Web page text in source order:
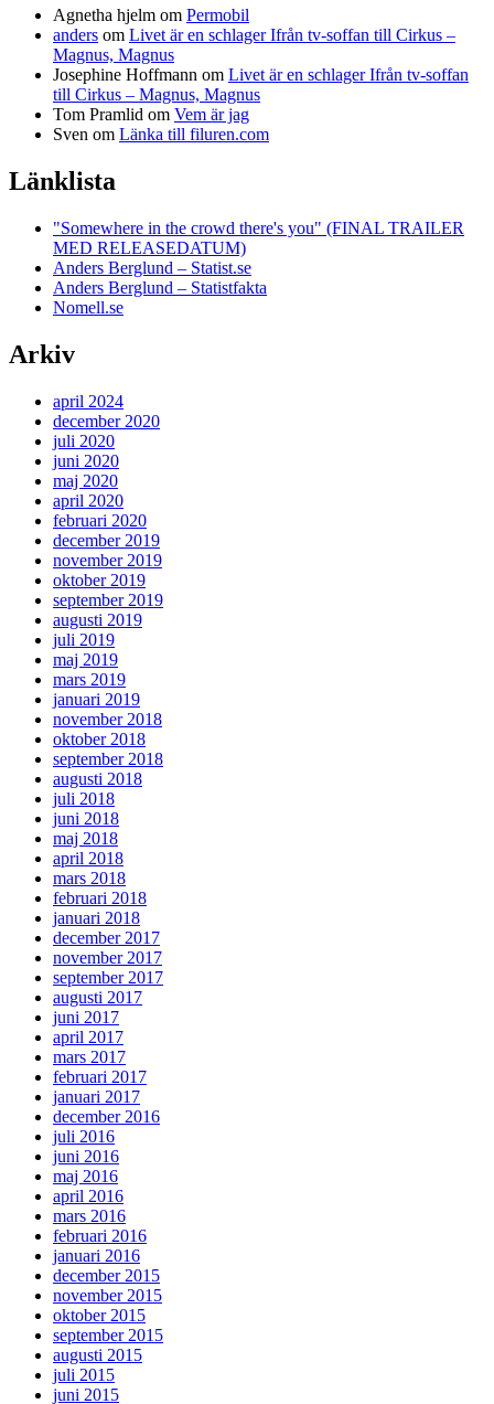
Agnetha hjelm om Permobil
anders om Livet är en schlager Ifrån tv-soffan till Cirkus –
Magnus, Magnus
Josephine Hoffmann om Livet är en schlager Ifrån tv-soffan
till Cirkus – Magnus, Magnus
Tom Pramlid om Vem är jag
Sven om Länka till filuren.com
Länklista
"Somewhere in the crowd there's you" (FINAL TRAILER
MED RELEASEDATUM)
Anders Berglund – Statist.se
Anders Berglund – Statistfakta
Nomell.se
Arkiv
april 2024
december 2020
juli 2020
juni 2020
maj 2020
april 2020
februari 2020
december 2019
november 2019
oktober 2019
september 2019
augusti 2019
juli 2019
maj 2019
mars 2019
januari 2019
november 2018
oktober 2018
september 2018
augusti 2018
juli 2018
juni 2018
maj 2018
april 2018
mars 2018
februari 2018
januari 2018
december 2017
november 2017
september 2017
augusti 2017
juni 2017
april 2017
mars 2017
februari 2017
januari 2017
december 2016
juli 2016
juni 2016
maj 2016
april 2016
mars 2016
februari 2016
januari 2016
december 2015
november 2015
oktober 2015
september 2015
augusti 2015
juli 2015
juni 2015